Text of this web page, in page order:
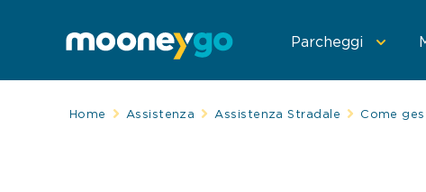
Parcheggi
Parcheggia con
Spostati con
Telepedaggio
Home Assistenza Assistenza Stradale Come